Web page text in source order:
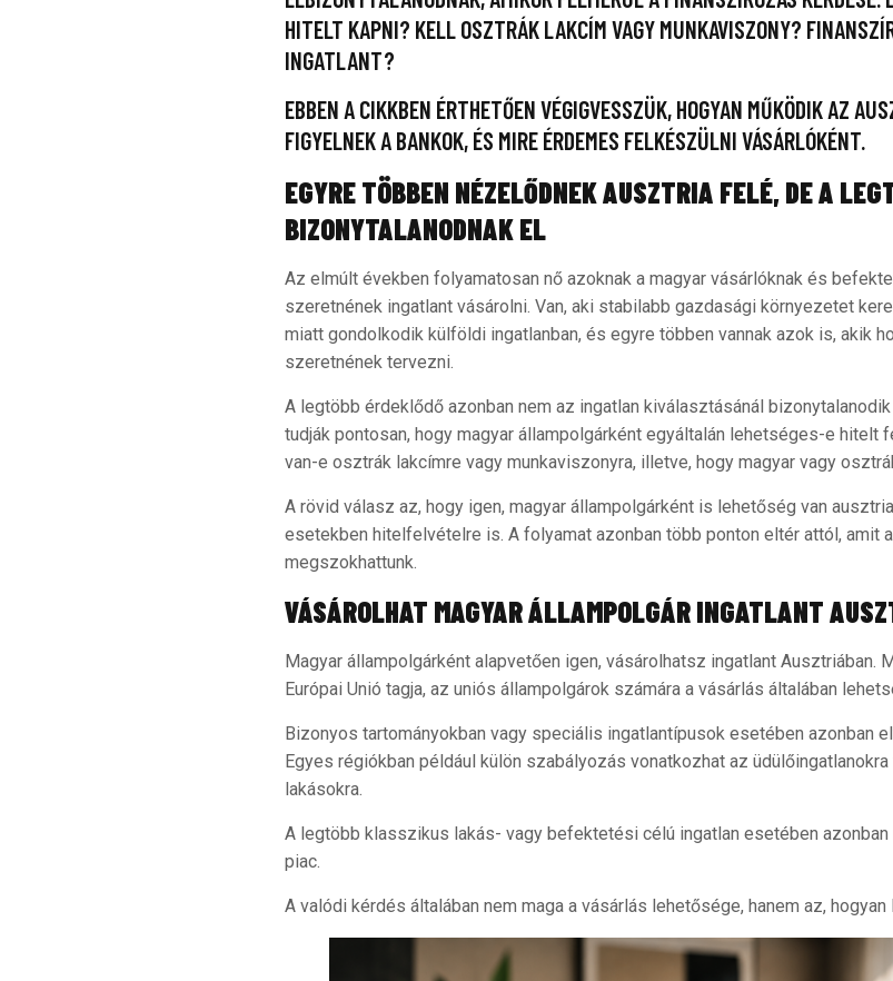
HITELT KAPNI? KELL OSZTRÁK LAKCÍM VAGY MUNKAVISZONY?
INGATLANT?
EBBEN A CIKKBEN ÉRTHETŐEN VÉGIGVESSZÜK, HOGYAN MŰKÖDIK AZ
FIGYELNEK A BANKOK, ÉS MIRE ÉRDEMES FELKÉSZÜLNI VÁSÁRLÓKÉNT.
EGYRE TÖBBEN NÉZELŐDNEK AUSZTRIA FELÉ, DE A
BIZONYTALANODNAK EL
Az elmúlt években folyamatosan nő azoknak a magyar vásárlóknak és
szeretnének ingatlant vásárolni. Van, aki stabilabb gazdasági környezetet
miatt gondolkodik külföldi ingatlanban, és egyre többen vannak azok is, akik
szeretnének tervezni.
A legtöbb érdeklődő azonban nem az ingatlan kiválasztásánál
tudják pontosan, hogy magyar állampolgárként egyáltalán lehetséges-e hitelt
van-e osztrák lakcímre vagy munkaviszonyra, illetve, hogy magyar vagy
A rövid válasz az, hogy igen, magyar állampolgárként is lehetőség van
esetekben hitelfelvételre is. A folyamat azonban több ponton eltér attól, amit
megszokhattunk.
VÁSÁROLHAT MAGYAR ÁLLAMPOLGÁR INGATLANT
Magyar állampolgárként alapvetően igen, vásárolhatsz ingatlant Ausztriában.
Európai Unió tagja, az uniós állampolgárok számára a vásárlás általában
Bizonyos tartományokban vagy speciális ingatlantípusok esetében azonban
Egyes régiókban például külön szabályozás vonatkozhat az
lakásokra.
A legtöbb klasszikus lakás- vagy befektetési célú ingatlan esetében
piac.
A valódi kérdés általában nem maga a vásárlás lehetősége, hanem az,